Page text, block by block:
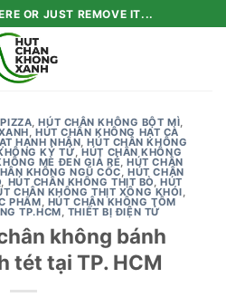
OR JUST REMOVE IT...
,HÚT CHÂN KHÔNG BỘT MÌ,
,HÚT CHÂN KHÔNG HẠT CÀ
HẠNH NHÂN,HÚT CHÂN KHÔNG
KỶ TỬ,HÚT CHÂN KHÔNG
MÈ ĐEN GIÁ RẺ,HÚT CHÂN
KHÔNG NGŨ CỐC,HÚT CHÂN
, HÚT CHÂN KHÔNG THỊT BÒ,HÚT
CHÂN KHÔNG THỊT XÔNG KHÓI,
PHẨM, HÚT CHÂN KHÔNG TÔM
TP.HCM, THIẾT BỊ ĐIỆN TỬ
không bánh
tét tại TP. HCM